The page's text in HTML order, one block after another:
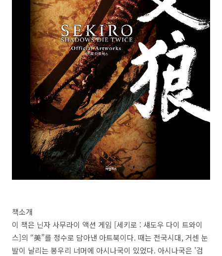
책소개
이 책은 닌자 사무라이 액션 게임 [세키로 : 섀도우 다이 트와이
스]의 “美”를 정수로 담아낸 아트북이다. 때는 전국시대, 거센 눈
발이 날리는 봉우리 너머에 아시나국이 있었다. 아시나국은 '검